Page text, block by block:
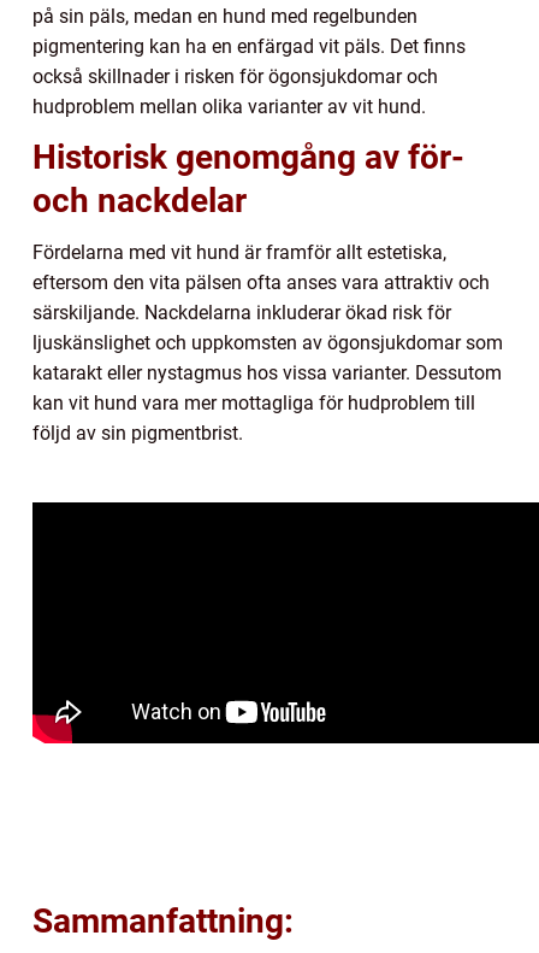
på sin päls, medan en hund med regelbunden
pigmentering kan ha en enfärgad vit päls. Det finns
också skillnader i risken för ögonsjukdomar och
hudproblem mellan olika varianter av vit hund.
Historisk genomgång av för-
och nackdelar
Fördelarna med vit hund är framför allt estetiska,
eftersom den vita pälsen ofta anses vara attraktiv och
särskiljande. Nackdelarna inkluderar ökad risk för
ljuskänslighet och uppkomsten av ögonsjukdomar som
katarakt eller nystagmus hos vissa varianter. Dessutom
kan vit hund vara mer mottagliga för hudproblem till
följd av sin pigmentbrist.
Sammanfattning: